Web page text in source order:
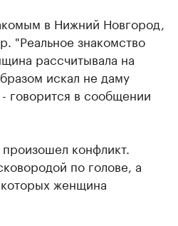
в Нижний Новгород,
"Реальное знакомство
рассчитывала на
искал не даму
говорится в сообщении
конфликт.
по голове, а
женщина